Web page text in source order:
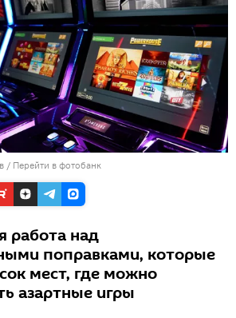
/ Перейти в фотобанк
работа над
поправками, которые
мест, где можно
азартные игры